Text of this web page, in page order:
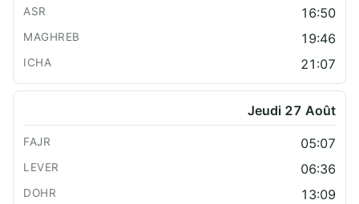
16:50
19:46
21:07
Jeudi 27 Août
05:07
06:36
13:09